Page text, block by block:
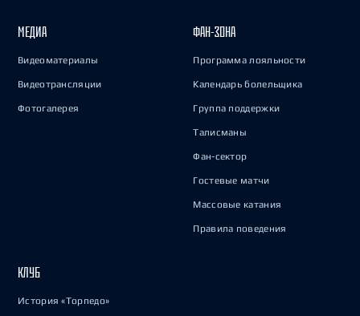
МЕДИА
Видеоматериалы
Видеотрансляции
Фотогалерея
ФАН-ЗОНА
Программа лояльности
Календарь болельщика
Группа поддержки
Талисманы
Фан-сектор
Гостевые матчи
Массовые катания
Правила поведения
КЛУБ
История «Торпедо»